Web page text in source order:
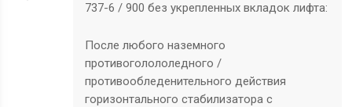
737-6 / 900 без укрепленных вкладок лифта:
После любого наземного
противоголололедного /
противообледенительного действия
горизонтального стабилизатора с